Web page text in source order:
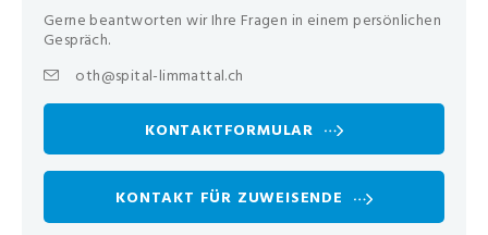
Gerne beantworten wir Ihre Fragen in einem persönlichen
Gespräch.
oth@spital-limmattal.ch
KONTAKTFORMULAR
KONTAKT FÜR ZUWEISENDE